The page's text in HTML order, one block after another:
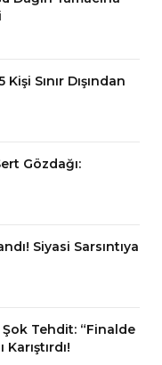
Sınır Dışından
Gözdağı:
Siyasi Sarsıntıya
Tehdit: “Finalde